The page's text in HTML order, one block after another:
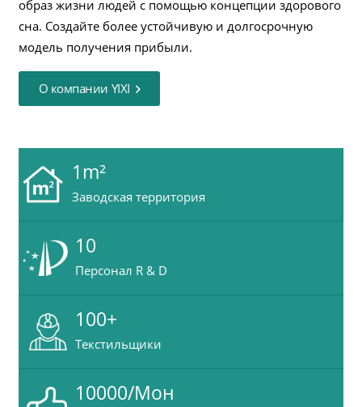
образ жизни людей с помощью концепции здорового
сна. Создайте более устойчивую и долгосрочную
модель получения прибыли.
О компании YIXI
1 m²
Заводская территория
10
Персонал R & D
100+
Текстильщики
10000/Мон